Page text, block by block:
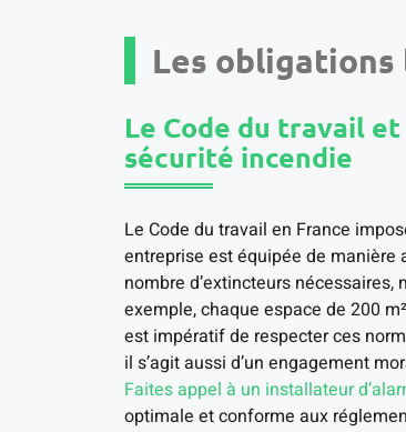
Les
Le Code du travail
sécurité incendie
Le Code du travail en France
entreprise est équipée de manière
nombre d’extincteurs
exemple, chaque espace de 200
est impératif de respecter ces
il s’agit aussi d’un engagement
Faites appel à un installateur
optimale et conforme aux